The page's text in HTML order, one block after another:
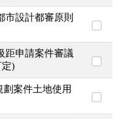
市設計都審原則
距申請案件審議
定)
劃案件土地使用